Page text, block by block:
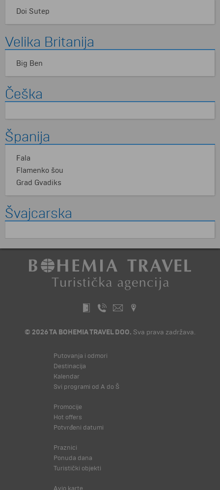
Doi Sutep
Velika Britanija
Big Ben
Češka
Španija
Fala
Flamenko šou
Grad Gvadiks
Švajcarska
© 2026 TA BOHEMIA TRAVEL DOO. Sva prava zadržava.
Putovanja i odmori
Destinacija
Kalendar
Svi programi od A do Š
Promocije
Hot offers
Potvrđeni datumi
Praznici
Ponuda dana
Turistički objekti